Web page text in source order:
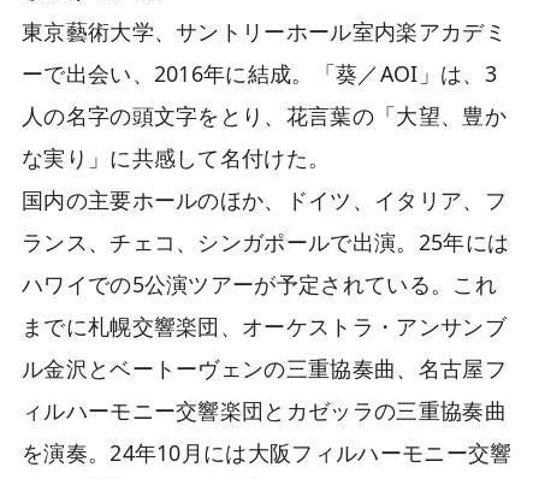
東京藝術大学、サントリーホール室内楽アカデミ
ーで出会い、2016年に結成。「葵／AOI」は、3
人の名字の頭文字をとり、花言葉の「大望、豊か
な実り」に共感して名付けた。
国内の主要ホールのほか、ドイツ、イタリア、フ
ランス、チェコ、シンガポールで出演。25年には
ハワイでの5公演ツアーが予定されている。これ
までに札幌交響楽団、オーケストラ・アンサンブ
ル金沢とベートーヴェンの三重協奏曲、名古屋フ
ィルハーモニー交響楽団とカゼッラの三重協奏曲
を演奏。24年10月には大阪フィルハーモニー交響